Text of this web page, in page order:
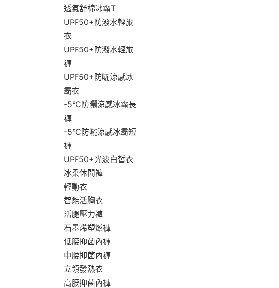
透氣舒棉冰霸T
UPF50+防潑水輕旅
衣
UPF50+防潑水輕旅
褲
UPF50+防曬涼感冰
霸衣
-5°C防曬涼感冰霸長
褲
-5°C防曬涼感冰霸短
褲
UPF50+光波白皙衣
冰柔休閒褲
輕動衣
智能活胸衣
活腿壓力褲
石墨烯塑燃褲
低腰抑菌內褲
中腰抑菌內褲
立領發熱衣
高腰抑菌內褲